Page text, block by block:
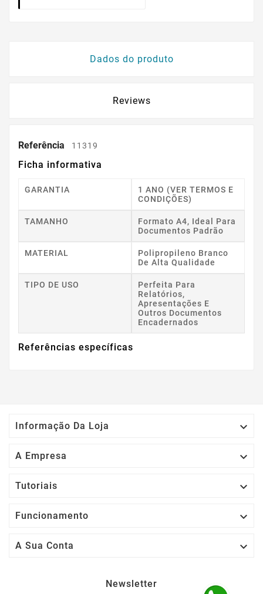
Dados do produto
Reviews
Referência 11319
Ficha informativa
GARANTIA
1 ANO (VER TERMOS E
CONDIÇÕES)
TAMANHO
Formato A4, Ideal Para
Documentos Padrão
MATERIAL
Polipropileno Branco
De Alta Qualidade
TIPO DE USO
Perfeita Para
Relatórios,
Apresentações E
Outros Documentos
Encadernados
Referências específicas
Informação Da Loja 
A Empresa 
Tutoriais 
Funcionamento 
A Sua Conta 
Newsletter